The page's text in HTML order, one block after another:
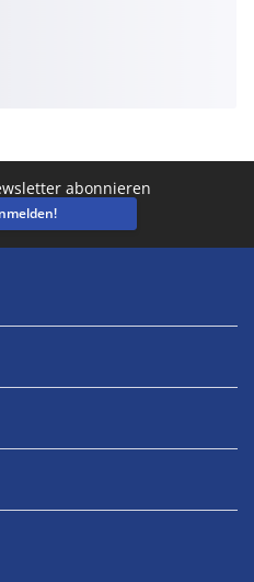
abonnieren